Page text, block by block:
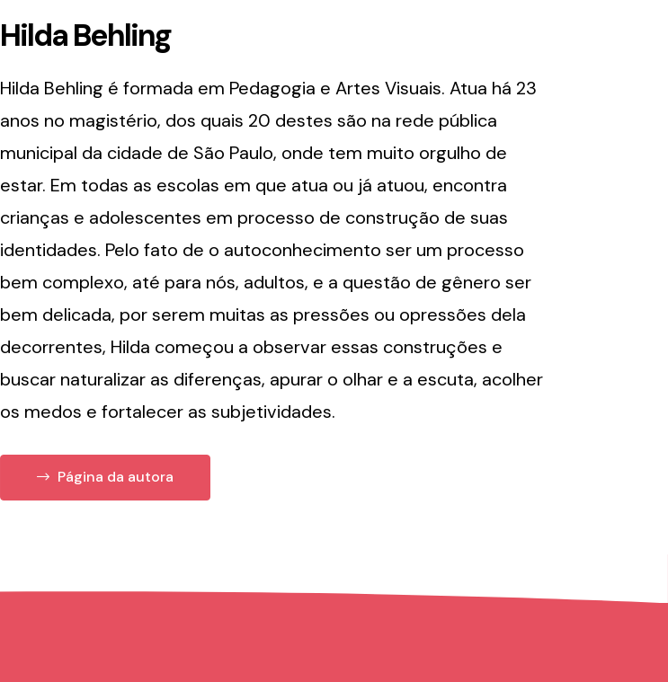
Hilda Behling
Hilda Behling é formada em Pedagogia e Artes Visuais. Atua há 23
anos no magistério, dos quais 20 destes são na rede pública
municipal da cidade de São Paulo, onde tem muito orgulho de
estar. Em todas as escolas em que atua ou já atuou, encontra
crianças e adolescentes em processo de construção de suas
identidades. Pelo fato de o autoconhecimento ser um processo
bem complexo, até para nós, adultos, e a questão de gênero ser
bem delicada, por serem muitas as pressões ou opressões dela
decorrentes, Hilda começou a observar essas construções e
buscar naturalizar as diferenças, apurar o olhar e a escuta, acolher
os medos e fortalecer as subjetividades.
Página da autora